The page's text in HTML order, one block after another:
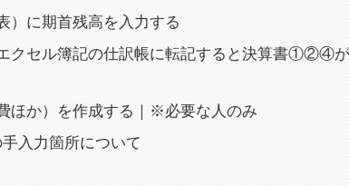
）に期首残高を入力する
エクセル簿記の仕訳帳に転記すると決算書①②④が
ほか）を作成する｜※必要な人のみ
入力箇所について